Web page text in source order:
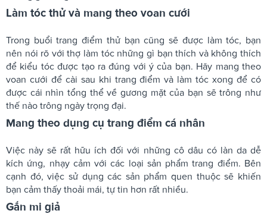
Làm tóc thử và mang theo voan cưới
Trong buổi trang điểm thử bạn cũng sẽ được làm tóc, bạn
nên nói rõ với thợ làm tóc những gì bạn thích và không thích
để kiểu tóc được tạo ra đúng với ý của bạn. Hãy mang theo
voan cưới để cài sau khi trang điểm và làm tóc xong để có
được cái nhìn tổng thể về gương mặt của bạn sẽ trông như
thế nào trông ngày trọng đại.
Mang theo dụng cụ trang điểm cá nhân
Việc này sẽ rất hữu ích đối với những cô dâu có làn da dễ
kích ứng, nhạy cảm với các loại sản phẩm trang điểm. Bên
cạnh đó, việc sử dụng các sản phẩm quen thuộc sẽ khiến
bạn cảm thấy thoải mái, tự tin hơn rất nhiều.
Gắn mi giả